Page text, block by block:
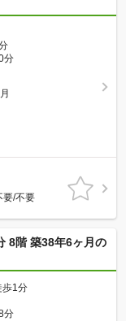
分
要/不要
8階 築38年6ヶ月の
歩1分
分